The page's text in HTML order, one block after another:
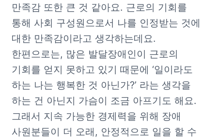
만족감 또한 큰 것 같아요. 근로의 기회를
통해 사회 구성원으로서 나를 인정받는 것에
대한 만족감이라고 생각하는데요.
한편으로는, 많은 발달장애인이 근로의
기회를 얻지 못하고 있기 때문에 ‘일이라도
하는 나는 행복한 것 아닌가?’ 라는 생각을
하는 건 아닌지 가슴이 조금 아프기도 해요.
그래서 지속 가능한 경제력을 위해 장애
사원분들이 더 오래, 안정적으로 일을 할 수